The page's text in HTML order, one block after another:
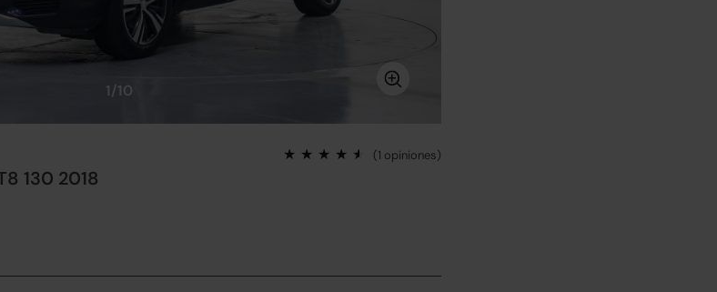
1/10
130 2018
(1 opiniones)